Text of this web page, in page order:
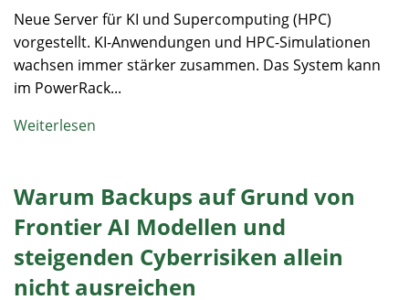
Neue Server für KI und Supercomputing (HPC)
vorgestellt. KI-Anwendungen und HPC-Simulationen
wachsen immer stärker zusammen. Das System kann
im PowerRack...
Weiterlesen
Warum Backups auf Grund von
Frontier AI Modellen und
steigenden Cyberrisiken allein
nicht ausreichen